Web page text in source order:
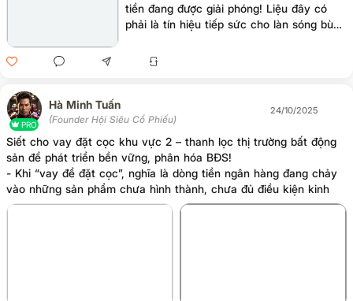
tiền đang được giải phóng! Liệu đây có
phải là tín hiệu tiếp sức cho làn sóng bùng
tín hiệu đang cho thấy FED “ngầm” hỗ trợ
PRO
Hà Minh Tuấn
(Founder Hội Siêu Cổ Phiếu)
24/10/2025
Siết cho vay đặt cọc khu vực 2 – thanh lọc thị trường bất động
sản để phát triển bền vững, phân hóa BĐS!
- Khi “vay để đặt cọc”, nghĩa là dòng tiền ngân hàng đang chảy
vào những sản phẩm chưa hình thành, chưa đủ điều kiện kinh
doanh, thậm chí chưa được cấp phép bán hàng.